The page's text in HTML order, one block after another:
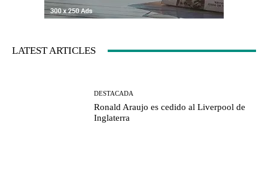
LATEST ARTICLES
DESTACADA
Ronald Araujo es cedido al Liverpool de
Inglaterra